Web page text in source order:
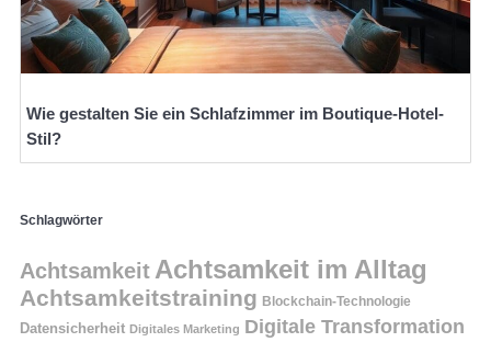
Wie gestalten Sie ein Schlafzimmer im Boutique-Hotel-
Stil?
Schlagwörter
Achtsamkeit Achtsamkeit im Alltag
Achtsamkeitstraining Blockchain-Technologie
Datensicherheit Digitales Marketing Digitale Transformation